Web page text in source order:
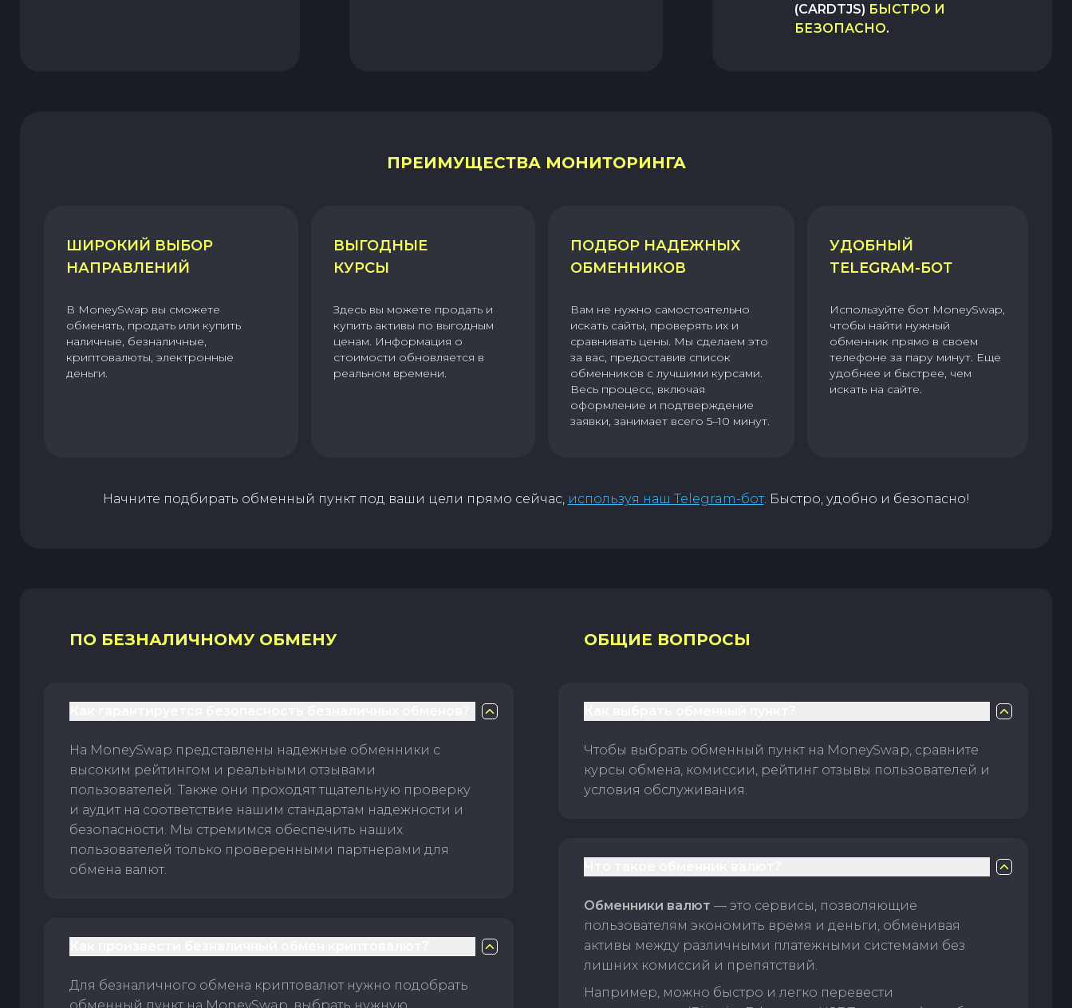
(CARDTJS) БЫСТРО И
БЕЗОПАСНО.
ПРЕИМУЩЕСТВА МОНИТОРИНГА
ШИРОКИЙ ВЫБОР
НАПРАВЛЕНИЙ
В MoneySwap вы сможете
обменять, продать или купить
наличные, безналичные,
криптовалюты, электронные
деньги.
ВЫГОДНЫЕ
КУРСЫ
Здесь вы можете продать и
купить активы по выгодным
ценам. Информация о
стоимости обновляется в
реальном времени.
ПОДБОР НАДЕЖНЫХ
ОБМЕННИКОВ
Вам не нужно самостоятельно
искать сайты, проверять их и
сравнивать цены. Мы сделаем это
за вас, предоставив список
обменников с лучшими курсами.
Весь процесс, включая
оформление и подтверждение
заявки, занимает всего 5–10 минут.
УДОБНЫЙ
TELEGRAM-БОТ
Используйте бот MoneySwap,
чтобы найти нужный
обменник прямо в своем
телефоне за пару минут. Еще
удобнее и быстрее, чем
искать на сайте.
Начните подбирать обменный пункт под ваши цели прямо сейчас, используя наш Telegram-бот. Быстро, удобно и безопасно!
ПО БЕЗНАЛИЧНОМУ ОБМЕНУ
На MoneySwap представлены надежные обменники с
высоким рейтингом и реальными отзывами
пользователей. Также они проходят тщательную проверку
и аудит на соответствие нашим стандартам надежности и
безопасности. Мы стремимся обеспечить наших
пользователей только проверенными партнерами для
обмена валют.
Для безналичного обмена криптовалют нужно подобрать
ОБЩИЕ ВОПРОСЫ
Чтобы выбрать обменный пункт на MoneySwap, сравните
курсы обмена, комиссии, рейтинг отзывы пользователей и
условия обслуживания.
Обменники валют — это сервисы, позволяющие
пользователям экономить время и деньги, обменивая
активы между различными платежными системами без
лишних комиссий и препятствий.
Например, можно быстро и легко перевести